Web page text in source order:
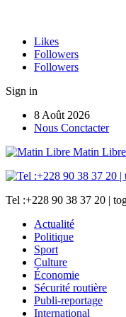
Likes
Followers
Followers
Sign in
8 Août 2026
Nous Conctacter
Matin
Tel :+228 90 38 37 20 |
Actualité
Politique
Sport
Culture
Économie
Sécurité routière
Publi-reportage
International